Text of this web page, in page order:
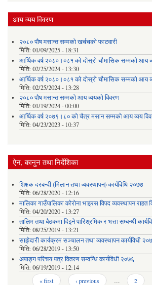
आय व्यय विवरण
२०८० पौष मसान्त सम्मको खर्चचको फाटवारी
मिति: 01/09/2025 - 18:31
आर्थिक वर्ष २०८०।०८१ को दोस्रो चौमासिक सम्मको आय
मिति: 02/25/2024 - 13:30
आर्थिक वर्ष २०८०।०८१ को दोस्रो चौमासिक सम्मको आय
मिति: 02/25/2024 - 13:28
२०८० पौष मसान्त सम्मको आय व्ययको विवरण
मिति: 01/19/2024 - 00:00
आर्थिक वर्ष २०७९।८० को चैत्र मसान सम्मको आय व्यय
मिति: 04/23/2023 - 10:37
ऐन, कानुन तथा निर्देशिका
शिक्षक दरबन्दी (मिलान तथा व्यवस्थापन) कार्यविधि २०७७
मिति: 06/28/2020 - 12:16
मालिका गाउँपालिका कोरोना भाइरस विपद व्यवस्थापन राहत
मिति: 04/20/2020 - 13:27
तालिम तथा बैठकमा दिइने पारिश्रमिक र भत्ता सम्बन्धी
मिति: 08/25/2019 - 13:21
साझेदारी कार्यक्रम सञ्चालन तथा व्यवस्थापन कार्यविधी
मिति: 06/28/2019 - 13:50
अपाङ्ग परिचय पत्र वितरण सम्वन्धि कार्यविधी २०७६
मिति: 06/19/2019 - 12:14
Pages « first ‹ previous … 2